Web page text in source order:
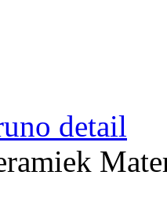
detail